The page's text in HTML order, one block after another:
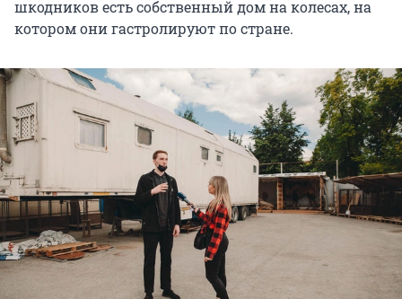
шкодников есть собственный дом на колесах, на
котором они гастролируют по стране.